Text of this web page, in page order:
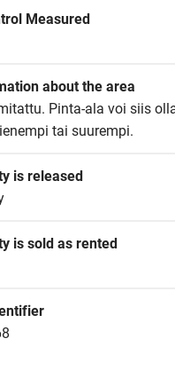
Measured
about the area
Pinta-ala voi siis
tai suurempi.
is released
is sold as rented